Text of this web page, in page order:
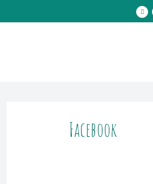
Facebook